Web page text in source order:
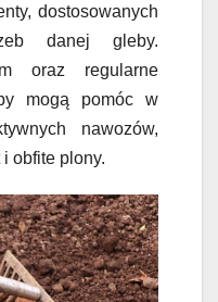
dostosowanych
danej gleby.
oraz regularne
mogą pomóc w
nawozów,
obfite plony.